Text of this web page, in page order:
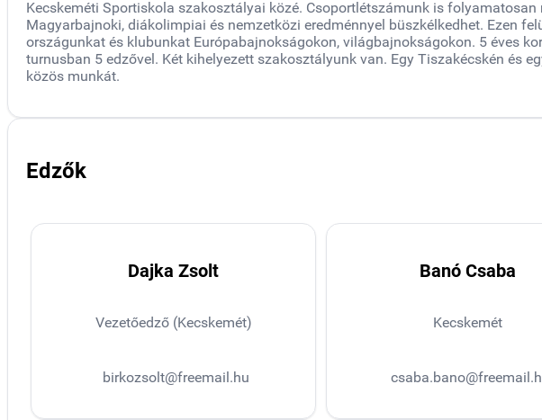
Kecskeméti Sportiskola szakosztályai közé. Csoportlétszámunk is
Magyarbajnoki, diákolimpiai és nemzetközi eredménnyel büszkélkedhet. Ezen
országunkat és klubunkat Európabajnokságokon, világbajnokságokon. 5 éves
turnusban 5 edzővel. Két kihelyezett szakosztályunk van. Egy Tiszakécskén és
közös munkát.
Edzők
Dajka Zsolt
Vezetőedző (Kecskemét)
birkozsolt@freemail.hu
Banó Csaba
Kecskemét